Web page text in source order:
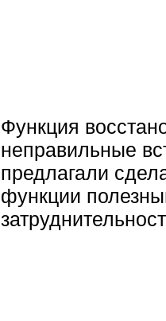
Функция
неправильные
предлагали
функции